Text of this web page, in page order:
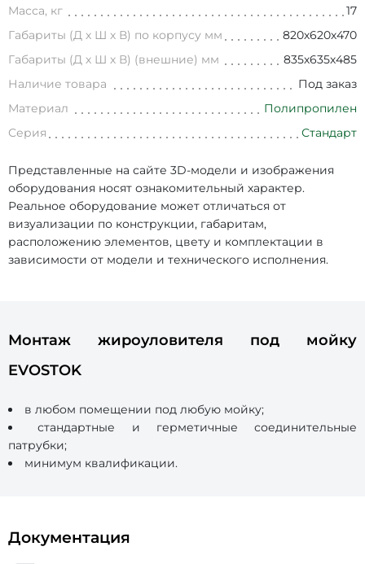
Масса, кг
17
Габариты (Д х Ш х В) по корпусу мм
820х620х470
Габариты (Д х Ш х В) (внешние) мм
835х635х485
Наличие товара
Под заказ
Материал
Полипропилен
Серия
Стандарт
Представленные на сайте 3D-модели и изображения
оборудования носят ознакомительный характер.
Реальное оборудование может отличаться от
визуализации по конструкции, габаритам,
расположению элементов, цвету и комплектации в
зависимости от модели и технического исполнения.
Монтаж жироуловителя под мойку
EVOSTOK
в любом помещении под любую мойку;
стандартные и герметичные соединительные
патрубки;
минимум квалификации.
Документация